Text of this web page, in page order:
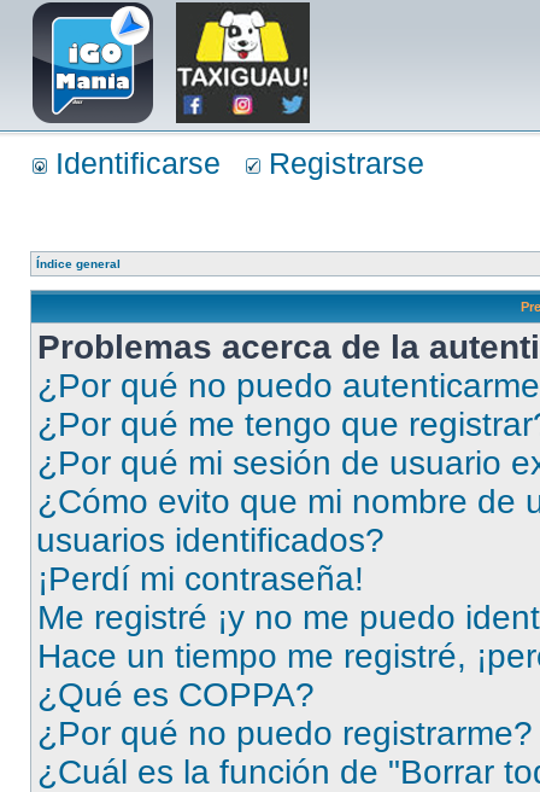
Identificarse Registrarse
Índice general
Problemas acerca de la
¿Por qué no puedo
¿Por qué me tengo que
¿Por qué mi sesión de usuario
¿Cómo evito que mi nombre de
usuarios identificados?
¡Perdí mi contraseña!
Me registré ¡y no me puedo
Hace un tiempo me registré,
¿Qué es COPPA?
¿Por qué no puedo registrarme?
¿Cuál es la función de "Borrar